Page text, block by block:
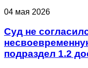
04 мая 2026
Суд не
подраздел 1.2